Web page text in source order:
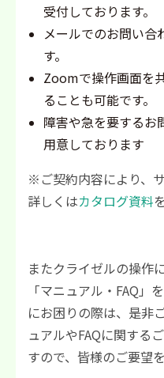
受付しております。
メールでのお問い合
す。
Zoomで操作画面を
ることも可能です。
障害や急を要するお
用意しております
※ご契約内容により、
詳しくはカタログ資料
またクライゼルの操作
「マニュアル・FAQ」
にお困りの際は、是非
ュアルやFAQに関する
すので、皆様のご要望